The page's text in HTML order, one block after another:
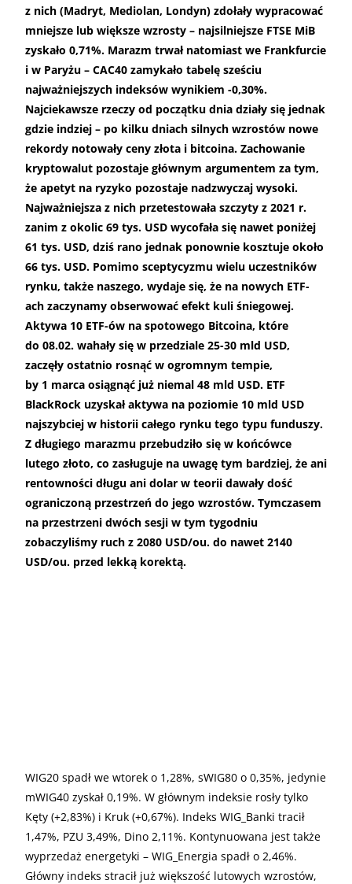
z nich (Madryt, Mediolan, Londyn) zdołały wypracować
mniejsze lub większe wzrosty – najsilniejsze FTSE MiB
zyskało 0,71%. Marazm trwał natomiast we Frankfurcie
i w Paryżu – CAC40 zamykało tabelę sześciu
najważniejszych indeksów wynikiem -0,30%.
Najciekawsze rzeczy od początku dnia działy się jednak
gdzie indziej – po kilku dniach silnych wzrostów nowe
rekordy notowały ceny złota i bitcoina. Zachowanie
kryptowalut pozostaje głównym argumentem za tym,
że apetyt na ryzyko pozostaje nadzwyczaj wysoki.
Najważniejsza z nich przetestowała szczyty z 2021 r.
zanim z okolic 69 tys. USD wycofała się nawet poniżej
61 tys. USD, dziś rano jednak ponownie kosztuje około
66 tys. USD. Pomimo sceptycyzmu wielu uczestników
rynku, także naszego, wydaje się, że na nowych ETF-
ach zaczynamy obserwować efekt kuli śniegowej.
Aktywa 10 ETF-ów na spotowego Bitcoina, które
do 08.02. wahały się w przedziale 25-30 mld USD,
zaczęły ostatnio rosnąć w ogromnym tempie,
by 1 marca osiągnąć już niemal 48 mld USD. ETF
BlackRock uzyskał aktywa na poziomie 10 mld USD
najszybciej w historii całego rynku tego typu funduszy.
Z długiego marazmu przebudziło się w końcówce
lutego złoto, co zasługuje na uwagę tym bardziej, że ani
rentowności długu ani dolar w teorii dawały dość
ograniczoną przestrzeń do jego wzrostów. Tymczasem
na przestrzeni dwóch sesji w tym tygodniu
zobaczyliśmy ruch z 2080 USD/ou. do nawet 2140
USD/ou. przed lekką korektą.
WIG20 spadł we wtorek o 1,28%, sWIG80 o 0,35%, jedynie
mWIG40 zyskał 0,19%. W głównym indeksie rosły tylko
Kęty (+2,83%) i Kruk (+0,67%). Indeks WIG_Banki tracił
1,47%, PZU 3,49%, Dino 2,11%. Kontynuowana jest także
wyprzedaż energetyki – WIG_Energia spadł o 2,46%.
Główny indeks stracił już większość lutowych wzrostów,